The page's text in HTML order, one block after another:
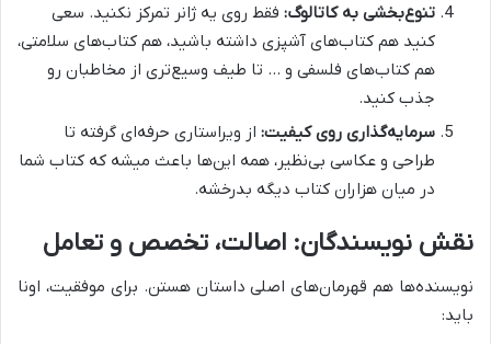
تنوع‌بخشی به کاتالوگ: فقط روی یه ژانر تمرکز نکنید. سعی
کنید هم کتاب‌های آشپزی داشته باشید، هم کتاب‌های سلامتی،
هم کتاب‌های فلسفی و … تا طیف وسیع‌تری از مخاطبان رو
جذب کنید.
سرمایه‌گذاری روی کیفیت: از ویراستاری حرفه‌ای گرفته تا
طراحی و عکاسی بی‌نظیر، همه این‌ها باعث میشه که کتاب شما
در میان هزاران کتاب دیگه بدرخشه.
نقش نویسندگان: اصالت، تخصص و تعامل
نویسنده‌ها هم قهرمان‌های اصلی داستان هستن. برای موفقیت، اونا
باید: